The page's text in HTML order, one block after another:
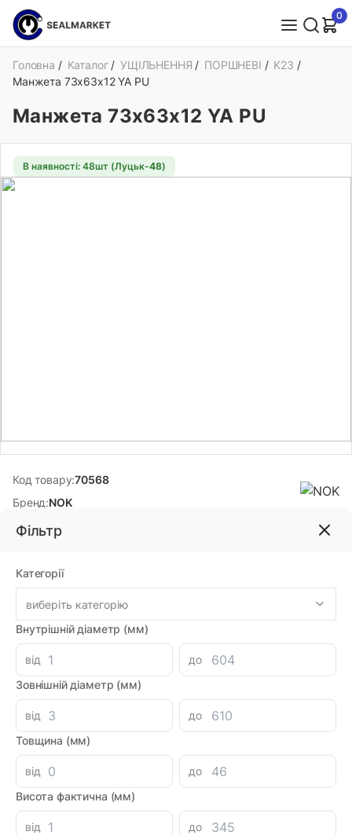
0
Фільтр
Категорії
виберіть категорію
Внутрішній діаметр (мм)
від
до
Зовнішній діаметр (мм)
від
до
Товщина (мм)
від
до
Висота фактична (мм)
від до
Головна / Каталог /УЩІЛЬНЕННЯ / ПОРШНЕВІ / K23 /
Манжета 73х63х12 YA PU
Манжета 73х63х12 YA PU
В наявності: 48шт (Луцьк-48)
Код товару:70568
Бренд:NOK
105.00грн
- +
Знайшли дешевше?
96.25 при замовленні на загальну сумму 1000 грн.
Параметри
Виробник NOK
Країна-виробник
Внутрішній діаметр 63.00 мм